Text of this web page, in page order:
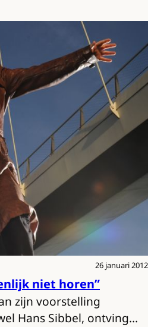
26 januari 2012
niet horen”
zijn voorstelling
Hans Sibbel, ontving…